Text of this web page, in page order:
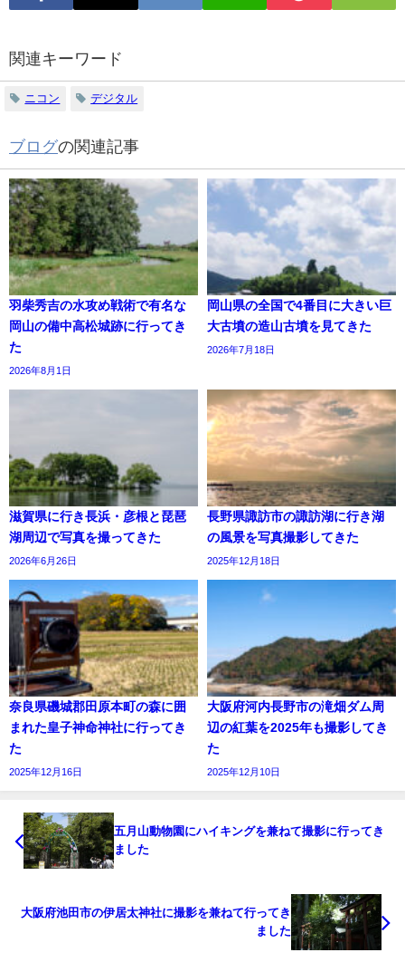
関連キーワード
ニコン デジタル
ブログの関連記事
羽柴秀吉の水攻め戦術で有名な
岡山の備中高松城跡に行ってき
た
2026年8月1日
岡山県の全国で4番目に大きい巨
大古墳の造山古墳を見てきた
2026年7月18日
滋賀県に行き長浜・彦根と琵琶
湖周辺で写真を撮ってきた
2026年6月26日
長野県諏訪市の諏訪湖に行き湖
の風景を写真撮影してきた
2025年12月18日
奈良県磯城郡田原本町の森に囲
まれた皇子神命神社に行ってき
た
2025年12月16日
大阪府河内長野市の滝畑ダム周
辺の紅葉を2025年も撮影してき
た
2025年12月10日
五月山動物園にハイキングを兼ねて撮影に行ってき
ました
大阪府池田市の伊居太神社に撮影を兼ねて行ってき
ました